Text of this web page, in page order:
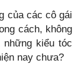
của các cô gái
cách, không
kiểu tóc
nay chưa?